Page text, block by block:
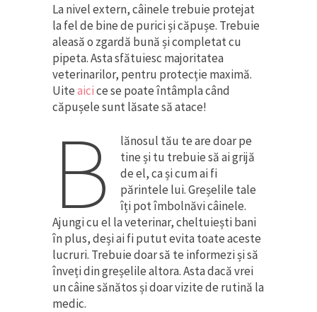
La nivel extern, câinele trebuie protejat
la fel de bine de purici și căpușe. Trebuie
aleasă o zgardă bună și completat cu
pipeta. Asta sfătuiesc majoritatea
veterinarilor, pentru protecție maximă.
Uiteaicice se poate întâmpla când
căpușele sunt lăsate să atace!
B
lănosul tău te are doar pe
tine și tu trebuie să ai grijă
de el, ca și cum ai fi
părintele lui. Greșelile tale
îți pot îmbolnăvi câinele.
Ajungi cu el la veterinar, cheltuiești bani
în plus, deși ai fi putut evita toate aceste
lucruri. Trebuie doar să te informezi și să
înveți din greșelile altora. Asta dacă vrei
un câine sănătos și doar vizite de rutină la
medic.